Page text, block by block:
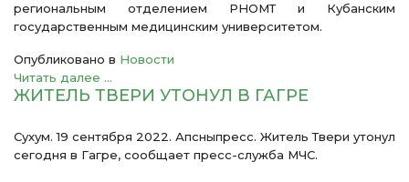
региональным отделением РНОМТ и Кубанским
государственным медицинским университетом.
Опубликовано в Новости
Читать далее ...
ЖИТЕЛЬ ТВЕРИ УТОНУЛ В ГАГРЕ
Сухум. 19 сентября 2022. Апсныпресс. Житель Твери утонул
сегодня в Гагре, сообщает пресс-служба МЧС.